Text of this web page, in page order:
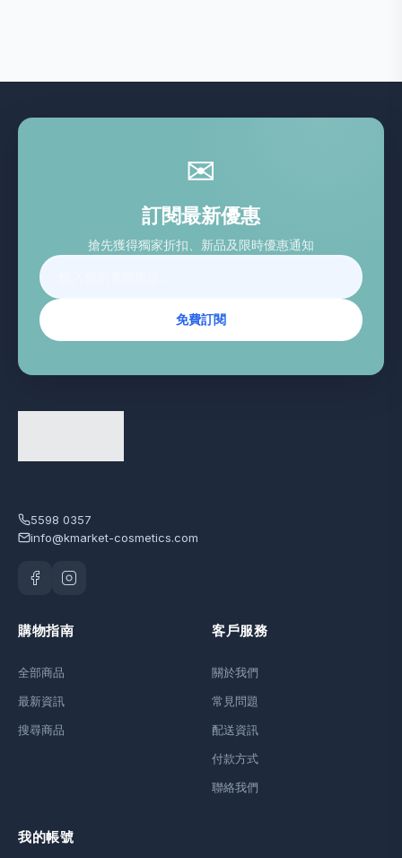
✉
訂閱最新優惠
搶先獲得獨家折扣、新品及限時優惠通知
免費訂閱
5598 0357
info@kmarket-cosmetics.com
購物指南
全部商品
最新資訊
搜尋商品
客戶服務
關於我們
常見問題
配送資訊
付款方式
聯絡我們
我的帳號